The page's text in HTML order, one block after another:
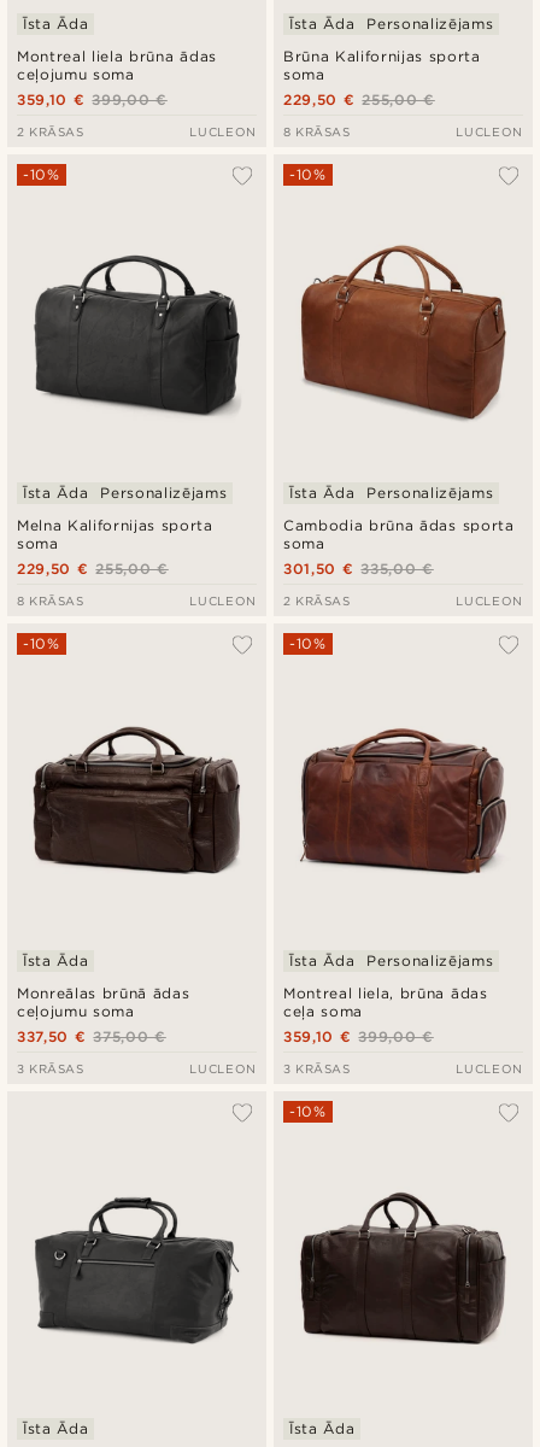
Montreal liela brūna ādas
ceļojumu soma
Īsta Āda
399,00 €
359,10 €
2 KRĀSAS LUCLEON
Brūna Kalifornijas sporta
soma
Īsta Āda Personalizējams
255,00 €
229,50 €
8 KRĀSAS LUCLEON
Melna Kalifornijas sporta
soma
-10%
Īsta Āda Personalizējams
255,00 €
229,50 €
8 KRĀSAS LUCLEON
Cambodia brūna ādas sporta
soma
-10%
Īsta Āda Personalizējams
335,00 €
301,50 €
2 KRĀSAS LUCLEON
Monreālas brūnā ādas
ceļojumu soma
-10%
Īsta Āda
375,00 €
337,50 €
3 KRĀSAS LUCLEON
Montreal liela, brūna ādas
ceļa soma
-10%
Īsta Āda Personalizējams
399,00 €
359,10 €
3 KRĀSAS LUCLEON
Īsta Āda
-10%
Īsta Āda